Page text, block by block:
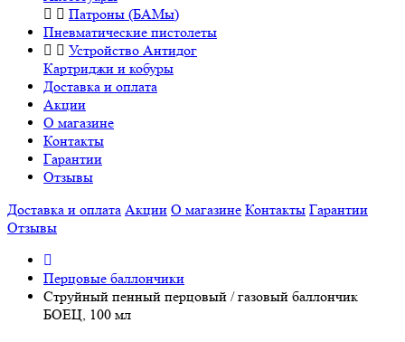
Патроны (БАМы)
Пневматические пистолеты
Устройство Антидог
Картриджи и кобуры
Доставка и оплата
Акции
О магазине
Контакты
Гарантии
Отзывы
Доставка и оплата Акции О магазине Контакты Гарантии
Отзывы
Перцовые баллончики
Струйный пенный перцовый / газовый баллончик
БОЕЦ, 100 мл